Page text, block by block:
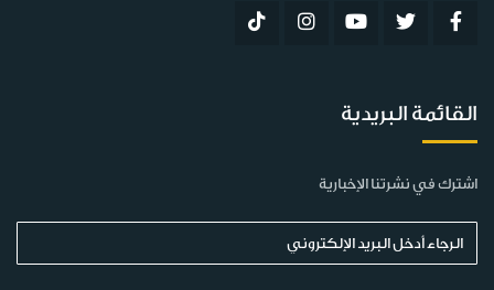
القائمة البريدية
اشترك في نشرتنا الإخبارية